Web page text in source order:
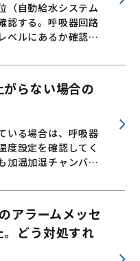
（自動給水システム
認する。呼吸器回路
ベルにあるか確認…
らない場合の
いる場合は、呼吸器
度設定を確認してく
加温加湿チャンバ…
アラームメッセ
どう対処すれ